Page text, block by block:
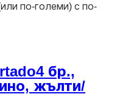
по-големи) с по-
4 бр.,
жълти/